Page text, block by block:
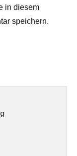
in diesem
speichern.